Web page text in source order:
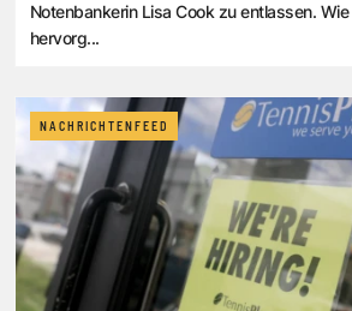
Notenbankerin Lisa Cook zu entlassen.
hervorg...
NACHRICHTENFEED